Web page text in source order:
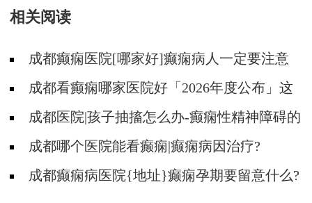
相关阅读
成都癫痫医院[哪家好]癫痫病人一定要注意
哪些护理问题?
成都看癫痫哪家医院好「2026年度公布」这
些常见的食物能帮助癫痫治疗!
成都医院|孩子抽搐怎么办-癫痫性精神障碍的
护理措施有哪些?
成都哪个医院能看癫痫|癫痫病因治疗?
成都癫痫病医院{地址}癫痫孕期要留意什么?